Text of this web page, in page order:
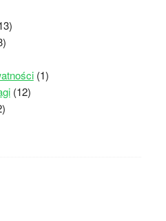
(1)
(12)